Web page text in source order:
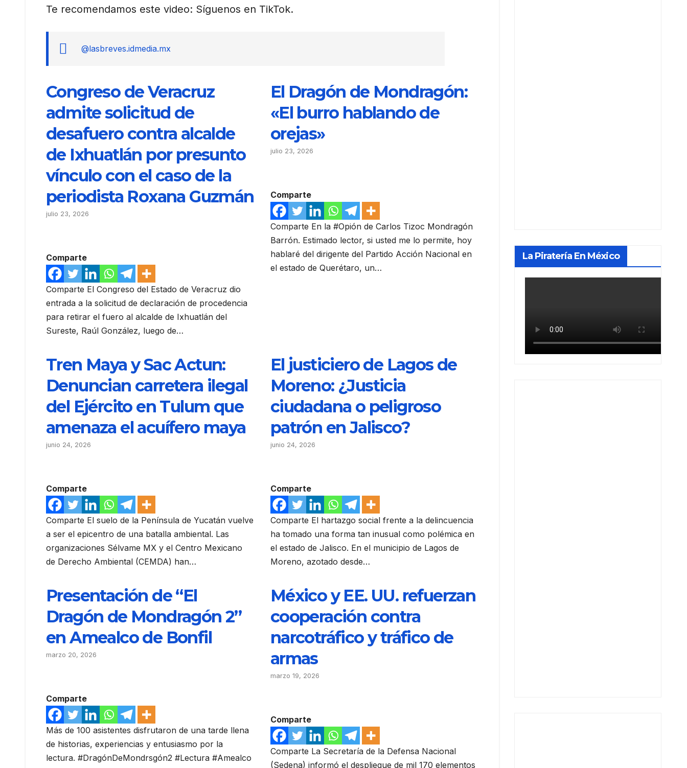
Te recomendamos este video: Síguenos en TikTok.
@lasbreves.idmedia.mx
Congreso de Veracruz
admite solicitud de
desafuero contra alcalde
de Ixhuatlán por presunto
vínculo con el caso de la
periodista Roxana Guzmán
julio 23, 2026
Comparte
Comparte El Congreso del Estado de Veracruz dio
entrada a la solicitud de declaración de procedencia
para retirar el fuero al alcalde de Ixhuatlán del
Sureste, Raúl González, luego de…
El Dragón de Mondragón:
«El burro hablando de
orejas»
julio 23, 2026
Comparte
Comparte En la #Opión de Carlos Tizoc Mondragón
Barrón. Estimado lector, si usted me lo permite, hoy
hablaré del dirigente del Partido Acción Nacional en
el estado de Querétaro, un…
Tren Maya y Sac Actun:
Denuncian carretera ilegal
del Ejército en Tulum que
amenaza el acuífero maya
junio 24, 2026
Comparte
Comparte El suelo de la Península de Yucatán vuelve
a ser el epicentro de una batalla ambiental. Las
organizaciones Sélvame MX y el Centro Mexicano
de Derecho Ambiental (CEMDA) han…
El justiciero de Lagos de
Moreno: ¿Justicia
ciudadana o peligroso
patrón en Jalisco?
junio 24, 2026
Comparte
Comparte El hartazgo social frente a la delincuencia
ha tomado una forma tan inusual como polémica en
el estado de Jalisco. En el municipio de Lagos de
Moreno, azotado desde…
Presentación de “El
Dragón de Mondragón 2”
en Amealco de Bonfil
marzo 20, 2026
Comparte
Más de 100 asistentes disfrutaron de una tarde llena
de historias, experiencias y entusiasmo por la
lectura. #DragónDeMondrsgón2 #Lectura #Amealco
México y EE. UU. refuerzan
cooperación contra
narcotráfico y tráfico de
armas
marzo 19, 2026
Comparte
Comparte La Secretaría de la Defensa Nacional
(Sedena) informó el despliegue de mil 170 elementos
La Piratería En México